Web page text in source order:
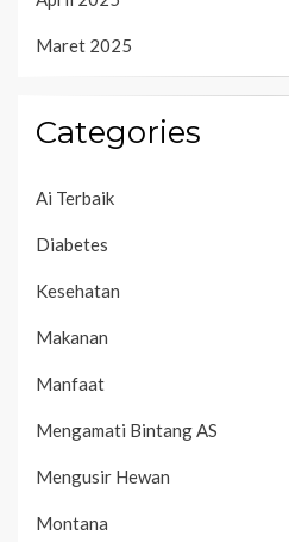
Maret 2025
Categories
Ai Terbaik
Diabetes
Kesehatan
Makanan
Manfaat
Mengamati Bintang AS
Mengusir Hewan
Montana